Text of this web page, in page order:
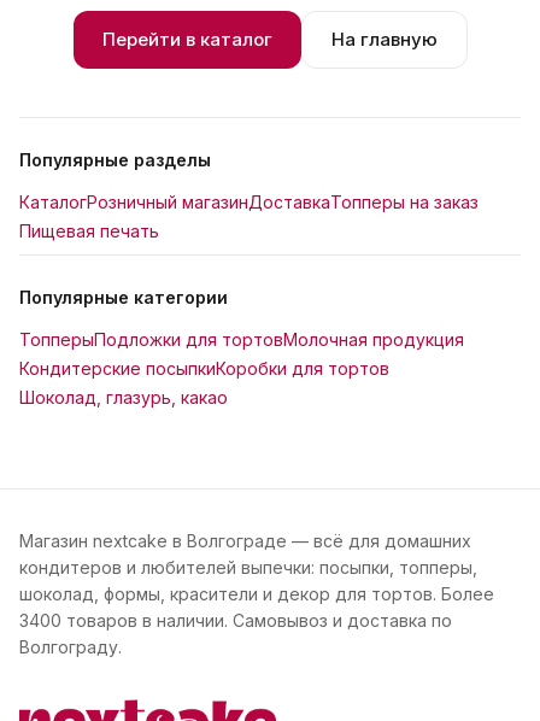
Перейти в каталог На главную
Популярные разделы
КаталогРозничный магазинДоставкаТопперы на заказ
Пищевая печать
Популярные категории
ТопперыПодложки для тортовМолочная продукция
Кондитерские посыпкиКоробки для тортов
Шоколад, глазурь, какао
Магазин nextcake в Волгограде — всё для домашних
кондитеров и любителей выпечки: посыпки, топперы,
шоколад, формы, красители и декор для тортов. Более
3400 товаров в наличии. Самовывоз и доставка по
Волгограду.